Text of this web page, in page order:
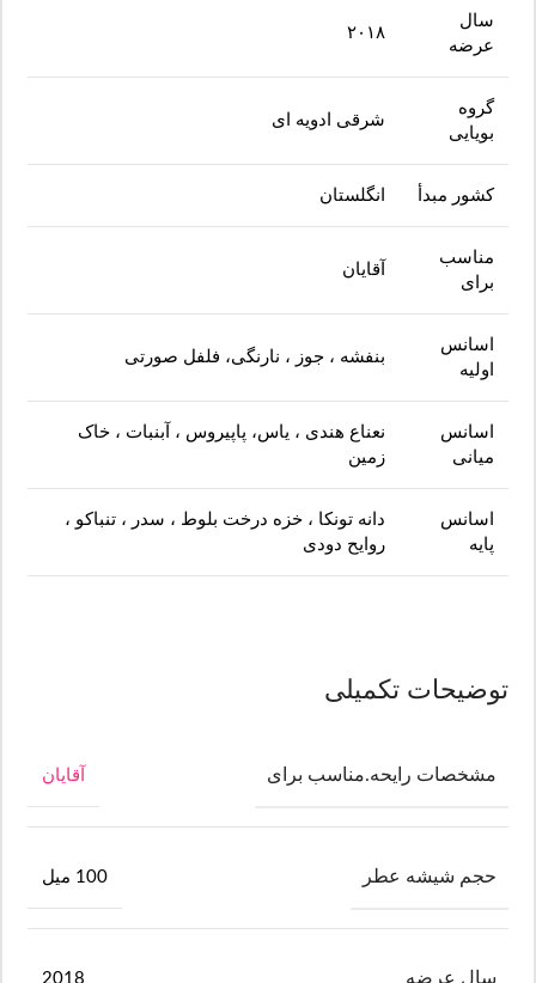
سال
عرضه
۲۰۱۸
گروه
بویایی
شرقی ادویه ای
کشور مبدأ انگلستان
مناسب
برای
آقایان
اسانس
اولیه
بنفشه ، جوز ، نارنگی، فلفل صورتی
اسانس
میانی
نعناع هندی ، یاس، پاپیروس ، آبنبات ، خاک
زمین
اسانس
پایه
دانه تونکا ، خزه درخت بلوط ، سدر ، تنباکو ،
روایح دودی
توضیحات تکمیلی
مشخصات رایحه.مناسب برای آقایان
حجم شیشه عطر 100 میل
سال عرضه 2018